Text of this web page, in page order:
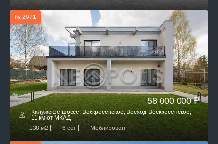
№ 2071
58 000 000 ₽
Калужское шоссе, Воскресенское, Восход-Воскресенское,
11 км от МКАД
138 м2
6 сот Меблирован